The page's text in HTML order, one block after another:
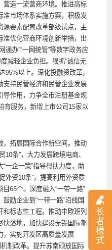
长
者
模
式
造一流营商环境。推进高标
准市场体系实施方案，积极发
源要素配置改革部级试点，主
准优化营商环境创新举措，出
通办”“一网统管”等数字政务应
减轻企业负担。狠抓“诚信无
95%以上。深化投融资改革，
支持民营经济和民营企业发展
导作用，力争全市注册基金规
育服务，新增上市公司15家以
拓展国际合作新空间。推动
10条”，大力发展跨境电商、
一企一策”指导帮扶力度，助
外资10条”，提高利用外资质
65个。深度融入“一带一路”
励企业到“一带一路”沿线国
标志性工程。推动中欧班列
快落地，加快建设无锡国际邮
，实施开发区高质量发展
制改革。提升苏南硕放国际